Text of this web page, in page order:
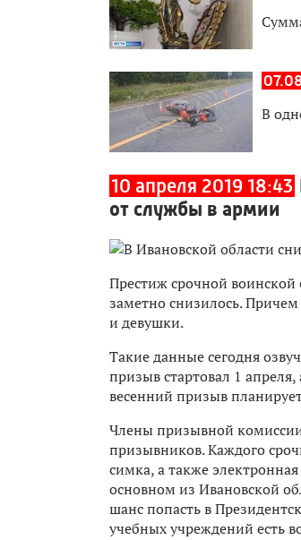
В
10 апреля 2019 18:43
от службы в армии
Престиж срочной воинской
заметно снизилось.
и девушки.
Такие данные сегодня
призыв стартовал 1
весенний призыв
Члены призывной комиссии
призывников. Каждого
симка, а также
основном из Ивановской
шанс попасть в
учебных учреждений есть